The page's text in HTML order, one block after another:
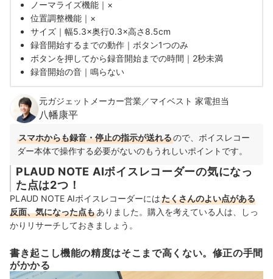
ノーマライズ機能｜×
位置調整機能｜×
サイズ｜幅5.3×奥行0.3×高さ8.5cm
録音開始するまでの動作｜ボタン1つのみ
ボタンを押してから録音開始までの時間｜2秒未満
録音開始の音｜鳴らない
元ガジェットメーカー営業／マイベスト 家電担当
八幡康平
スマホからも録音・停止の指示が送れるので、ボイスレコー
ダー本体で操作する必要がないのもうれしいポイントです。
PLAUD NOTE AIボイスレコーダーの気になっ
た点は2つ！
PLAUD NOTE AIボイスレコーダーにはたくさんのよい点がある
反面、気になった点もありました。購入を考えている人は、しっ
かりリサーチしておきましょう。
書き起こし機能の精度はそこまで高くない。修正の手間
がかかる